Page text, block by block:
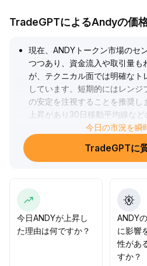
TradeGPTによるAndyの価
現在、ANDYトークン市場のセ
つつあり、資金流入や取引量も
が、テクニカル面では明確なト
しています。短期的にはレン
の安定を注視することを推奨し
上昇があり30日移動平均線な
度なロングポジションも試せま
り込み続ける場合は、ポジショ
ウンリスクを警戒すべきです
今日の市況を瞬
TradeGPTに
今日ANDYが上昇し
た理由は何ですか？
ANDY
に影響
性があ
すか？